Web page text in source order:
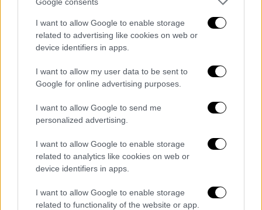
I want to allow Google to enable storage
related to advertising like cookies on web or
device identifiers in apps.
I want to allow my user data to be sent to
Google for online advertising purposes.
I want to allow Google to send me
personalized advertising.
I want to allow Google to enable storage
related to analytics like cookies on web or
device identifiers in apps.
I want to allow Google to enable storage
related to functionality of the website or app.
Ο 86χρονος μεταφέρθηκε άμεσα στο
Πολυδύναμο Περιφερειακό Ιατρείο Σερίφου
όπου οι γιατροί διαπίστωσαν τον θάνατό
Την προανάκριση έχει αναλάβει ο Λιμενικός
Σταθμός Σερίφου, ο οποίος έχει παραγγείλει
τη διενέργειανεκροψίας-νεκροτομήςστην
Ιατροδικαστική Υπηρεσία Πειραιά,
προκειμένου να εξακριβωθούν τα ακριβή
αίτια του θανάτου.